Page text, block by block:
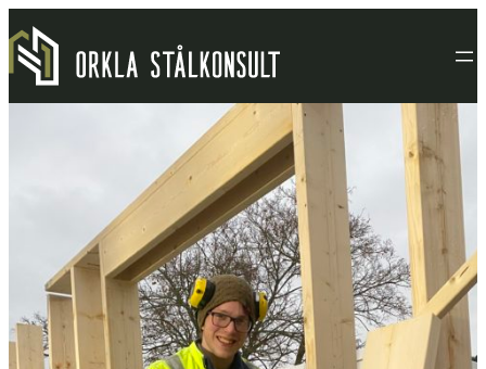
Hopp
til
innhold